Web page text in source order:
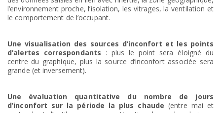
l’environnement proche, l’isolation, les vitrages, la ventilation et
le comportement de l’occupant.
Une visualisation des sources d’inconfort et les points
d’alertes correspondants : plus le point sera éloigné du
centre du graphique, plus la source d’inconfort associée sera
grande (et inversement).
Une évaluation quantitative du nombre de jours
d’inconfort sur la période la plus chaude(entre mai et